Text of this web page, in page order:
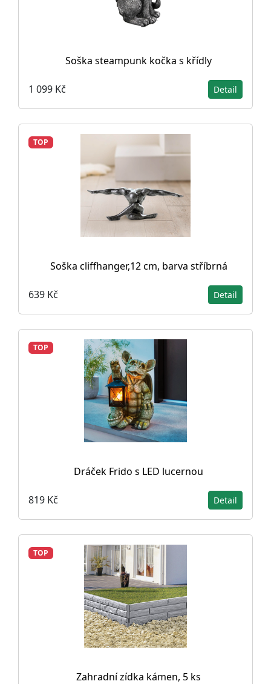
Soška steampunk kočka s křídly
1 099 Kč Detail
TOP
Soška cliffhanger,12 cm, barva stříbrná
639 Kč Detail
TOP
Dráček Frido s LED lucernou
819 Kč Detail
TOP
Zahradní zídka kámen, 5 ks